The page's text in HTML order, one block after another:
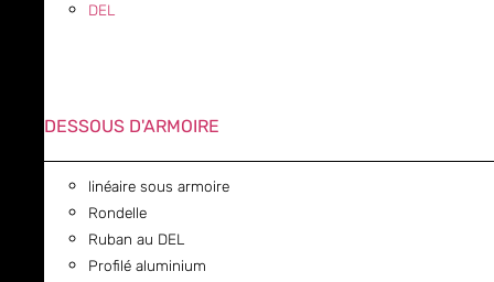
DEL
DESSOUS D'ARMOIRE
linéaire sous armoire
Rondelle
Ruban au DEL
Profilé aluminium